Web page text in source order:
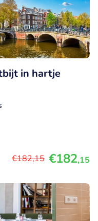
in hartje
€182,15 €182,15